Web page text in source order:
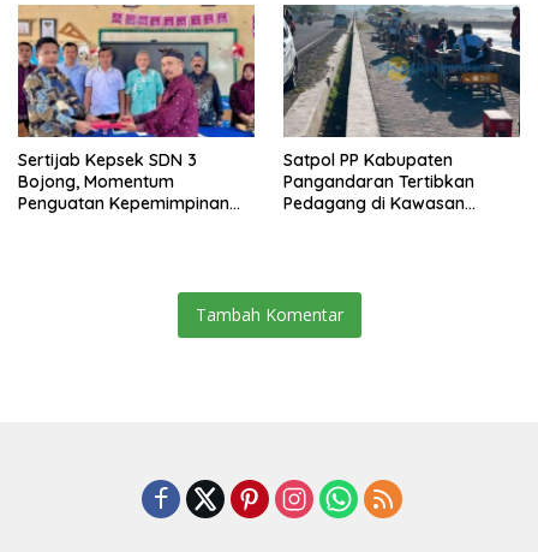
Sertijab Kepsek SDN 3
Bojong, Momentum
Penguatan Kepemimpinan
Satpol PP Kabupaten
Pangandaran Tertibkan
Pedagang di Kawasan
Tambah Komentar